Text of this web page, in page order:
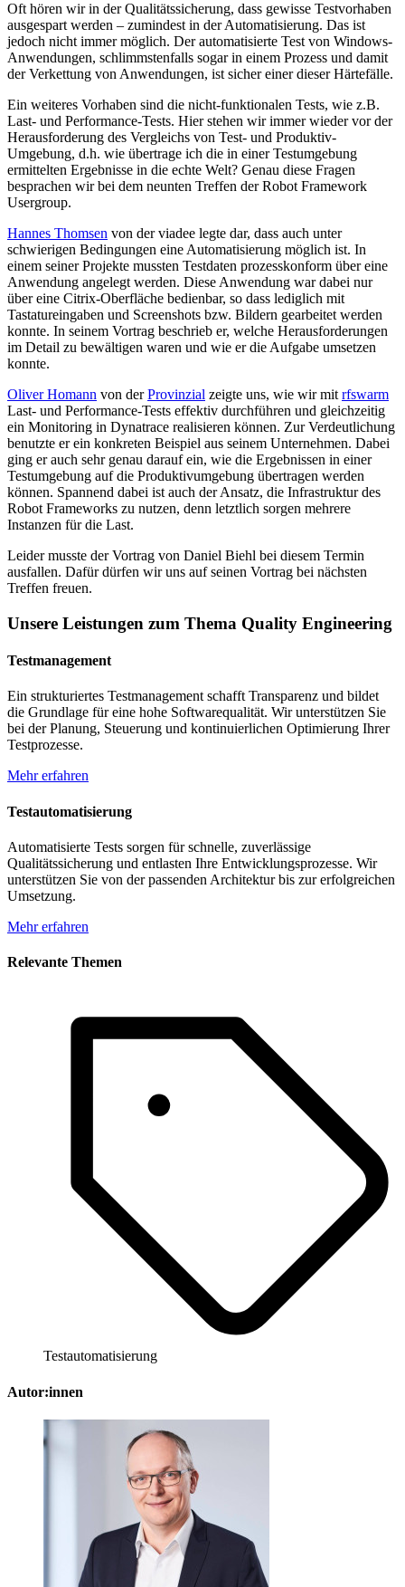
Oft hören wir in der Qualitätssicherung, dass gewisse Testvorhaben
ausgespart werden – zumindest in der Automatisierung. Das ist
jedoch nicht immer möglich. Der automatisierte Test von Windows-
Anwendungen, schlimmstenfalls sogar in einem Prozess und damit
der Verkettung von Anwendungen, ist sicher einer dieser Härtefälle.
Ein weiteres Vorhaben sind die nicht-funktionalen Tests, wie z.B.
Last- und Performance-Tests. Hier stehen wir immer wieder vor der
Herausforderung des Vergleichs von Test- und Produktiv-
Umgebung, d.h. wie übertrage ich die in einer Testumgebung
ermittelten Ergebnisse in die echte Welt? Genau diese Fragen
besprachen wir bei dem neunten Treffen der Robot Framework
Usergroup.
Hannes Thomsen von der viadee legte dar, dass auch unter
schwierigen Bedingungen eine Automatisierung möglich ist. In
einem seiner Projekte mussten Testdaten prozesskonform über eine
Anwendung angelegt werden. Diese Anwendung war dabei nur
über eine Citrix-Oberfläche bedienbar, so dass lediglich mit
Tastatureingaben und Screenshots bzw. Bildern gearbeitet werden
konnte. In seinem Vortrag beschrieb er, welche Herausforderungen
im Detail zu bewältigen waren und wie er die Aufgabe umsetzen
konnte.
Oliver Homann von derProvinzial zeigte uns, wie wir mit rfswarm
Last- und Performance-Tests effektiv durchführen und gleichzeitig
ein Monitoring in Dynatrace realisieren können. Zur Verdeutlichung
benutzte er ein konkreten Beispiel aus seinem Unternehmen. Dabei
ging er auch sehr genau darauf ein, wie die Ergebnissen in einer
Testumgebung auf die Produktivumgebung übertragen werden
können. Spannend dabei ist auch der Ansatz, die Infrastruktur des
Robot Frameworks zu nutzen, denn letztlich sorgen mehrere
Instanzen für die Last.
Leider musste der Vortrag von Daniel Biehl bei diesem Termin
ausfallen. Dafür dürfen wir uns auf seinen Vortrag bei nächsten
Treffen freuen.
Unsere Leistungen zum Thema Quality Engineering
Testmanagement
Ein strukturiertes Testmanagement schafft Transparenz und bildet
die Grundlage für eine hohe Softwarequalität. Wir unterstützen Sie
bei der Planung, Steuerung und kontinuierlichen Optimierung Ihrer
Testprozesse.
Mehr erfahren
Testautomatisierung
Automatisierte Tests sorgen für schnelle, zuverlässige
Qualitätssicherung und entlasten Ihre Entwicklungsprozesse. Wir
unterstützen Sie von der passenden Architektur bis zur erfolgreichen
Umsetzung.
Mehr erfahren
Relevante Themen
Testautomatisierung
Autor:innen